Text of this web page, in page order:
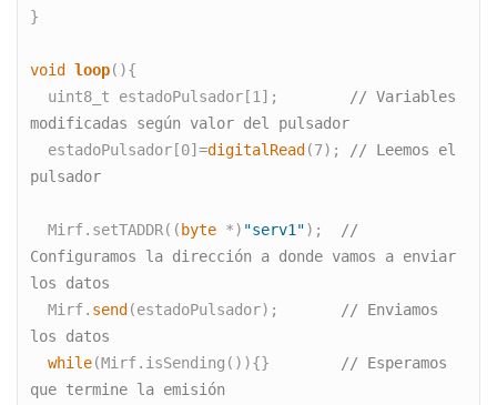
}
void loop(){
uint8_t estadoPulsador[1];
// Variables
modificadas según valor del pulsador
estadoPulsador[0]=digitalRead (7);
// Leemos el
pulsador
Mirf.setTADDR(( byte *) "serv1");
//
Configuramos la dirección a donde vamos a enviar
los datos
Mirf. send (estadoPulsador);
// Enviamos
los datos
while(Mirf.isSending()){}
// Esperamos
que termine la emisión